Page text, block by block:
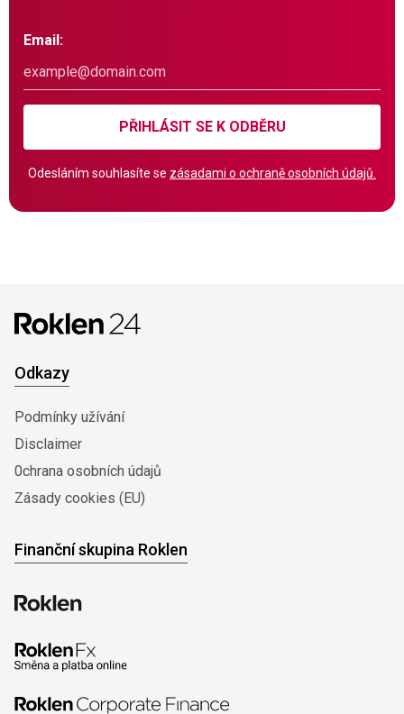
Email:
PŘIHLÁSIT SE K ODBĚRU
Odesláním souhlasíte se zásadami o ochraně osobních údajů.
Odkazy
Podmínky užívání
Disclaimer
0chrana osobních údajů
Zásady cookies (EU)
Finanční skupina Roklen